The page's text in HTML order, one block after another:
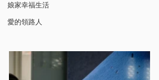
娘家幸福生活
愛的領路人